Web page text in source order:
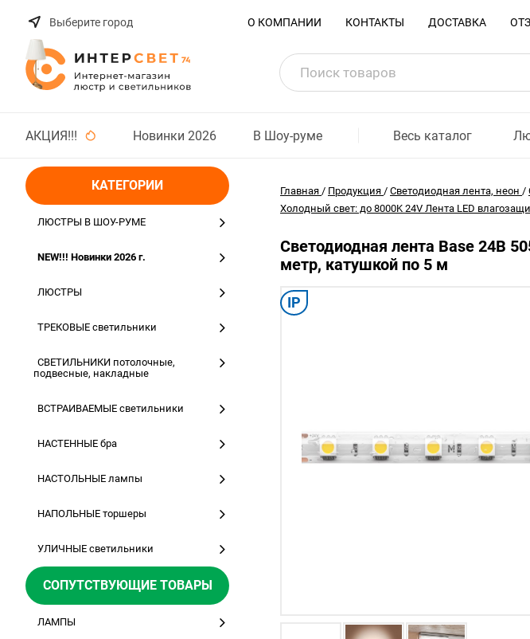
Выберите город О КОМПАНИИ КОНТАКТЫ ДОСТАВКА
АКЦИЯ!!! Новинки 2026 В Шоу-руме Весь каталог
КАТЕГОРИИ
ЛЮСТРЫ В ШОУ-РУМЕ
NEW!!! Новинки 2026 г.
ЛЮСТРЫ
ТРЕКОВЫЕ светильники
СВЕТИЛЬНИКИ потолочные,
подвесные, накладные
ВСТРАИВАЕМЫЕ светильники
НАСТЕННЫЕ бра
НАСТОЛЬНЫЕ лампы
НАПОЛЬНЫЕ торшеры
УЛИЧНЫЕ светильники
СОПУТСТВУЮЩИЕ ТОВАРЫ
ЛАМПЫ
Главная / Продукция / Светодиодная лента, неон /
Холодный свет: до 8000K 24V Лента LED
Светодиодная лента Base 24В
метр, катушкой по 5 м
IP